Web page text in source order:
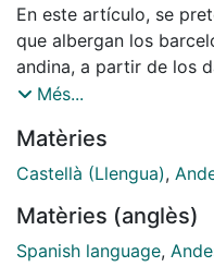
En este artículo, se
que albergan los
andina, a partir de los
equipo de Barcelona,
hacia las variedades
muestra de partida
lengua inicial. En
los resultados sugieren
Més...
Matèries
Castellà (Llengua),
Matèries (anglès)
Spanish language,